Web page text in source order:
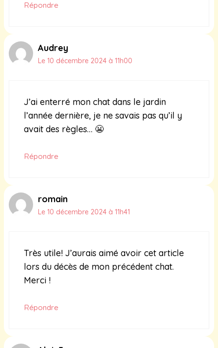
Répondre
Audrey
Le 10 décembre 2024 à 11h00
J’ai enterré mon chat dans le jardin
l’année dernière, je ne savais pas qu’il y
avait des règles… 😬
Répondre
romain
Le 10 décembre 2024 à 11h41
Très utile! J’aurais aimé avoir cet article
lors du décès de mon précédent chat.
Merci !
Répondre